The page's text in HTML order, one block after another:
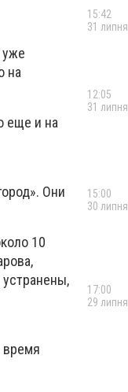
уже
на
еще и на
Они
10
время
15:42
31 липня
12:05
31 липня
15:00
30 липня
17:00
29 липня